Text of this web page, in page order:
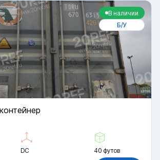
В наличии
Б/У
DC 40 футов